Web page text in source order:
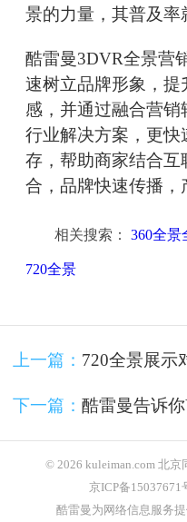
景的力量，其普及率
酷雷曼3DVR全景营
速树立品牌形象，
感，并通过融合营
行业解决方案，更快
存，帮助商家结合
合，品牌快速传播，
相关搜索： 360全
720全景
上一篇： 720全景展示
下一篇： 酷雷曼告诉
© 2026 kuleiman.com 北
京ICP备15037671
酷雷曼为网络信息服务